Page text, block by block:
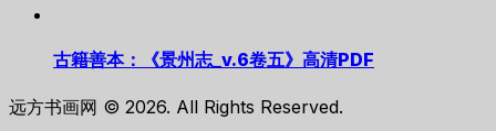
古籍善本：《景州志_v.6卷五》高清PDF
远方书画网 © 2026. All Rights Reserved.